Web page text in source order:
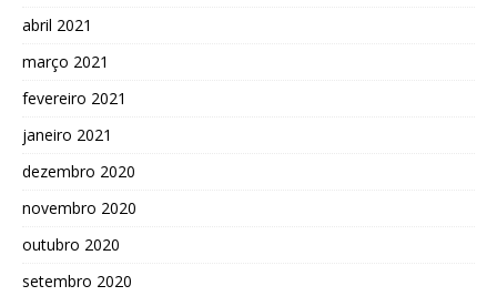
abril 2021
março 2021
fevereiro 2021
janeiro 2021
dezembro 2020
novembro 2020
outubro 2020
setembro 2020